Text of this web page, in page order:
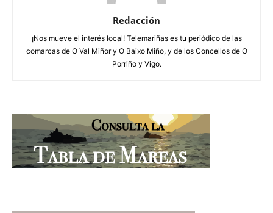
Redacción
¡Nos mueve el interés local! Telemariñas es tu periódico de las
comarcas de O Val Miñor y O Baixo Miño, y de los Concellos de O
Porriño y Vigo.